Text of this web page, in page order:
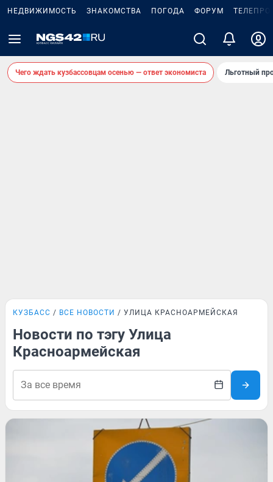
НЕДВИЖИМОСТЬ ЗНАКОМСТВА ПОГОДА ФОРУМ
Чего ждать кузбассовцам осенью — ответ экономиста Льготный
КУЗБАСС ВСЕ НОВОСТИ УЛИЦА КРАСНОАРМЕЙСКАЯ
Новости по тэгу Улица
Красноармейская